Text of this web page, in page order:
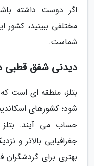
اگر دوست داشته
مختلفی ببینید، کشور
شماست.
دیدنی شفق قطبی
بتلز، منطقه ای است
شود؛ کشورهای
حساب می آیند.
جغرافیایی بالاتر و
بهتری برای گردشگران